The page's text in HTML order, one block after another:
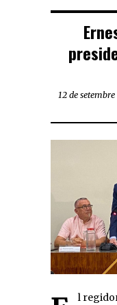
12 de
El